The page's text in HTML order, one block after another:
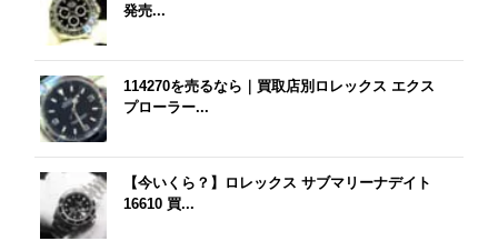
発売...
114270を売るなら｜買取店別ロレックス エクス
プローラー...
【今いくら？】ロレックス サブマリーナデイト
16610 買...